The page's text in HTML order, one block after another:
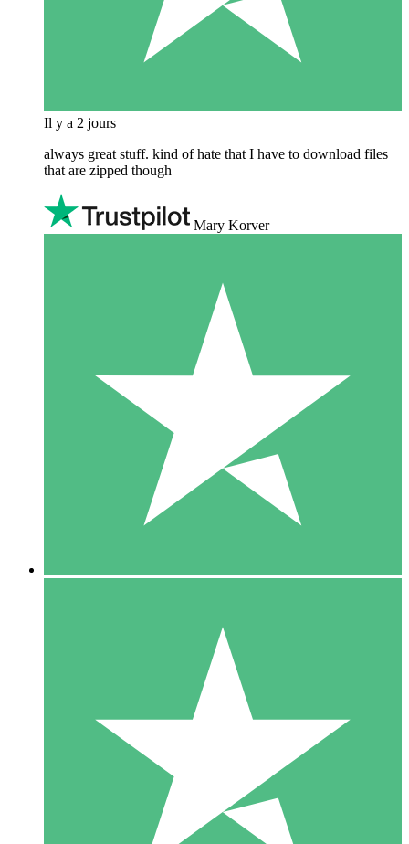
Il y a 2 jours
always great stuff. kind of hate that I have to download files
that are zipped though
Mary Korver